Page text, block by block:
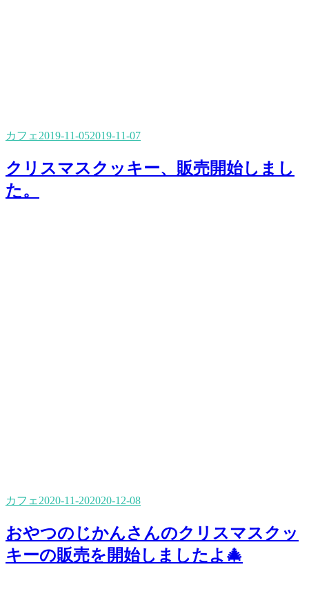
カフェ 2019-11-052019-11-07
クリスマスクッキー、販売開始しまし
た。
カフェ 2020-11-202020-12-08
おやつのじかんさんのクリスマスクッ
キーの販売を開始しましたよ🎄